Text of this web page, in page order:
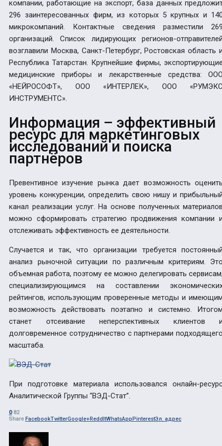
компании, работающие на экспорт, база данных
296 заинтересованных фирм, из которых 5 крупных и
микрокомпаний. Контактные сведения разместили
организаций. Список лидирующих регионов-
возглавили Москва, Санкт-Петербург, Ростовская область
Республика Татарстан. Крупнейшие фирмы,
медицинские приборы и лекарственные средства:
«НЕЙРОСОФТ», ООО «ИНТЕРЛЕК», ООО
ИНСТРУМЕНТС».
Информация – эффективный
ресурс для маркетинговых
исследований и поиска
партнёров
Превентивное изучение рынка дает возможность
уровень конкуренции, определить свою нишу и
канал реализации услуг. На основе полученных
можно сформировать стратегию продвижения компании
отслеживать эффективность ее деятельности.
Случается и так, что организации требуется
анализ рыночной ситуации по различным критериям.
объемная работа, поэтому ее можно делегировать
специализирующимся на составлении
рейтингов, использующим проверенные методы и
возможность действовать поэтапно и системно.
станет отсеивание неперспективных клиентов
долговременное сотрудничество с партнерами
масштаба.
При подготовке материала использовался онлайн-
Аналитической Группы “ВЭД-Стат”.
0 82
Share FacebookTwitterGoogle+ ReddItWhatsApp PinterestЭл. адрес